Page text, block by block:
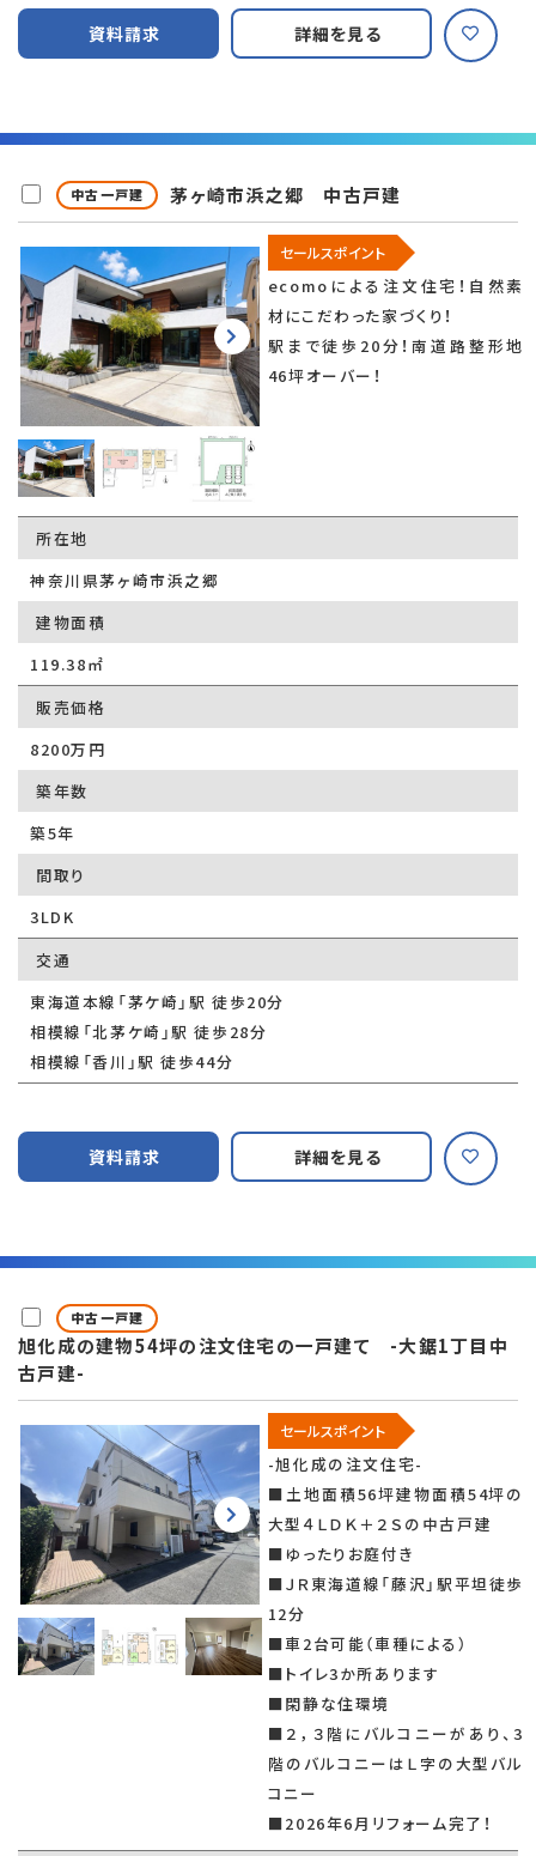
資料請求 詳細を見る
中古一戸建 茅ヶ崎市浜之郷 中古戸建
セールスポイント
ecomoによる注文住宅！自然素
材にこだわった家づくり！
駅まで徒歩20分！南道路整形地
46坪オーバー！
所在地
神奈川県茅ヶ崎市浜之郷
建物面積
119.38㎡
販売価格
8200万円
築年数
築5年
間取り
3LDK
交通
東海道本線「茅ケ崎」駅 徒歩20分
相模線「北茅ケ崎」駅 徒歩28分
相模線「香川」駅 徒歩44分
資料請求 詳細を見る
中古一戸建
旭化成の建物54坪の注文住宅の一戸建て -大鋸1丁目中
古戸建-
セールスポイント
-旭化成の注文住宅-
■土地面積56坪建物面積54坪の
大型４ＬＤＫ＋２Ｓの中古戸建
■ゆったりお庭付き
■ＪＲ東海道線「藤沢」駅平坦徒歩
12分
■車2台可能（車種による）
■トイレ3か所あります
■閑静な住環境
■２，３階にバルコニーがあり、3
階のバルコニーはＬ字の大型バル
コニー
■2026年6月リフォーム完了！